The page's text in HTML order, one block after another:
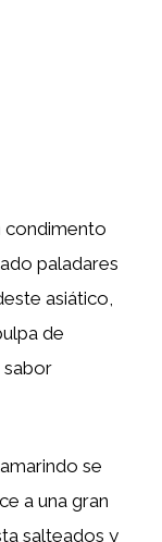
condimento
paladares
asiático,
de
sabor
se
a una gran
salteados y